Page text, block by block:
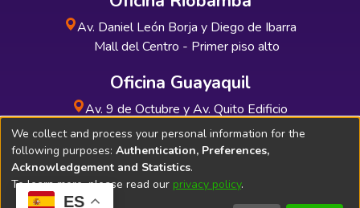
ES
Av. Daniel León Borja y Diego de Ibarra
Mall del Centro - Primer piso alto
Oficina Guayaquil
Av. 9 de Octubre y Av. Quito Edificio
INDUAUTO - Planta baja
We collect and process your personal information for the
following purposes: Authentication, Preferences,
Acknowledgement and Statistics.
To learn more, please read our privacy policy.